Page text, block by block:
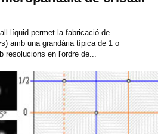
líquid permet la fabricació de
amb una grandària típica de 1 o
resolucions en l'ordre de...